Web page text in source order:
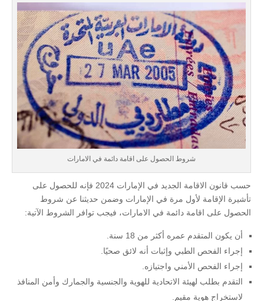
شروط الحصول على اقامة دائمة في الامارات
حسب قانون الاقامة الجديد في الإمارات 2024 فإنه للحصول على
تأشيرة الإقامة لأول مرة في الإمارات وضمن حديثنا عن شروط
الحصول على اقامة دائمة في الامارات، فيجب توافر الشروط الآتية:
أن يكون المتقدم عمره أكثر من 18 سنة.
إجراء الفحص الطبي وإثبات أنه لائق صحيًا.
إجراء الفحص الأمني واجتيازه.
التقدم بطلب لهيئة الاتحادية للهوية والجنسية والجمارك وأمن المنافذ
لاستخراج هوية مقيم.